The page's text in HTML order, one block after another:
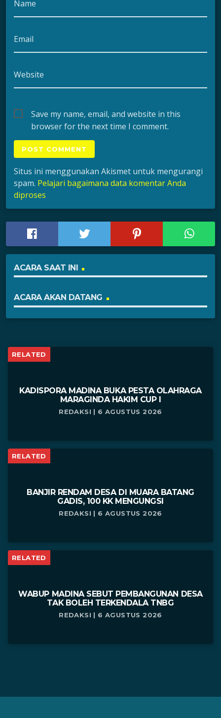
Name
Email
Website
Save my name, email, and website in this
browser for the next time I comment.
Situs ini menggunakan Akismet untuk mengurangi
spam. Pelajari bagaimana data komentar Anda
diproses
ACARA SAAT INI
ACARA AKAN DATANG
RELATED
KADISPORA MADINA BUKA PESTA OLAHRAGA
MARAGINDA HAKIM CUP I
REDAKSI | 6 AGUSTUS 2026
RELATED
BANJIR RENDAM DESA DI MUARA BATANG
GADIS, 100 KK MENGUNGSI
REDAKSI | 6 AGUSTUS 2026
RELATED
WABUP MADINA SEBUT PEMBANGUNAN DESA
TAK BOLEH TERKENDALA TNBG
REDAKSI | 6 AGUSTUS 2026